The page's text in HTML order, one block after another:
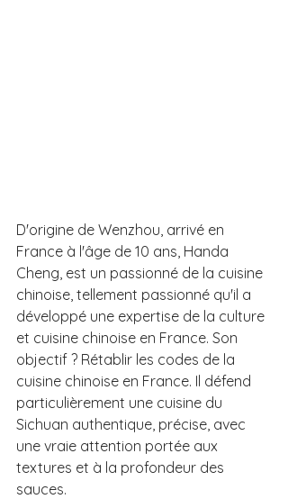
D'origine de Wenzhou, arrivé en
France à l'âge de 10 ans, Handa
Cheng, est un passionné de la cuisine
chinoise, tellement passionné qu'il a
développé une expertise de la culture
et cuisine chinoise en France. Son
objectif ? Rétablir les codes de la
cuisine chinoise en France. Il défend
particulièrement une cuisine du
Sichuan authentique, précise, avec
une vraie attention portée aux
textures et à la profondeur des
sauces.